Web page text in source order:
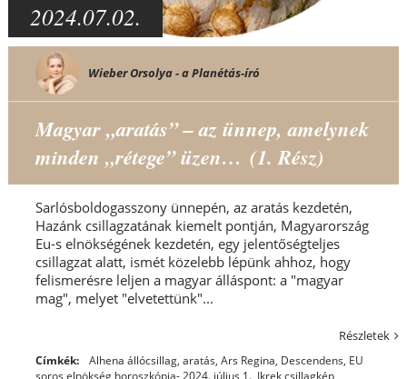
2024.07.02.
Wieber Orsolya - a Planétás-író
Magyar „aratás” – az ünnep, amelynek
minden „rétege” üzen… (1. Rész)
Sarlósboldogasszony ünnepén, az aratás kezdetén,
Hazánk csillagzatának kiemelt pontján, Magyarország
Eu-s elnökségének kezdetén, egy jelentőségteljes
csillagzat alatt, ismét közelebb lépünk ahhoz, hogy
felismerésre leljen a magyar álláspont: a "magyar
mag", melyet "elvetettünk"...
Részletek
Címkék: Alhena állócsillag, aratás, Ars Regina, Descendens, EU